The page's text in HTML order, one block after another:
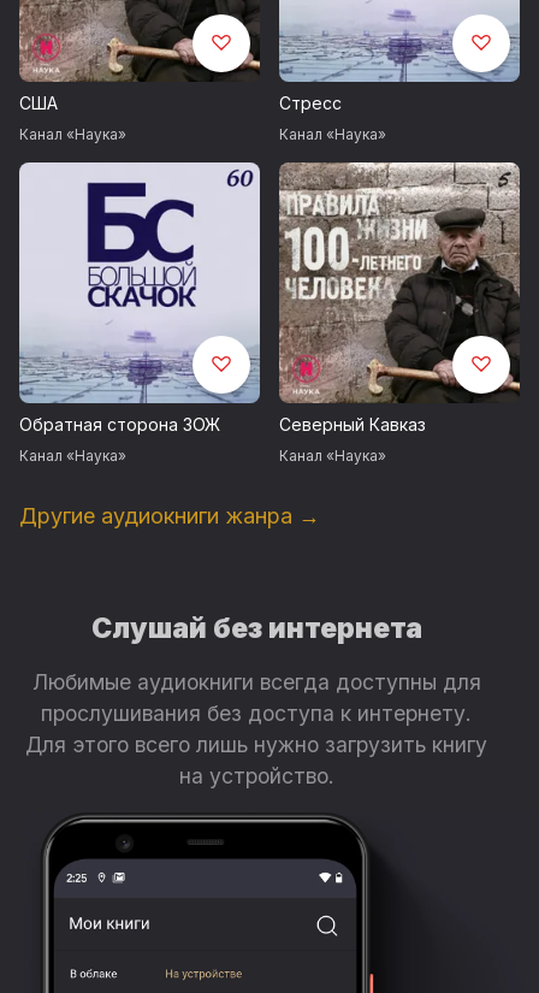
США
Канал «Наука»
Стресс
Канал «Наука»
Обратная сторона ЗОЖ
Канал «Наука»
Северный Кавказ
Канал «Наука»
Другие аудиокниги жанра →
Слушай без интернета
Любимые аудиокниги всегда доступны для
прослушивания без доступа к интернету.
Для этого всего лишь нужно загрузить книгу
на устройство.